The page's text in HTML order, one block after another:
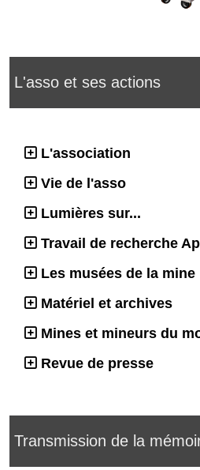
L'asso et ses actions
L'association
Vie de l'asso
Lumières sur...
Travail de recherche
Les musées de la mine
Matériel et archives
Mines et mineurs du
Revue de presse
Transmission de la